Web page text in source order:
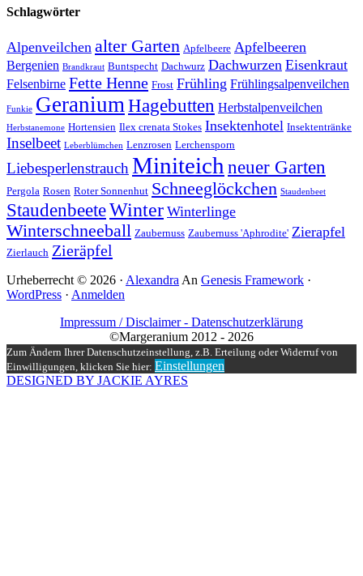
Schlagwörter
Alpenveilchen alter Garten Apfelbeere Apfelbeeren
Bergenien Brandkraut Buntspecht Dachwurz Dachwurzen Eisenkraut
Felsenbirne Fette Henne Frost Frühling Frühlingsalpenveilchen
Funkie GeraniumHagebutten Herbstalpenveilchen
Herbstanemone Hortensien Ilex crenata Stokes Insektenhotel Insektentränke
Inselbeet Leberblümchen Lenzrosen Lerchensporn
Liebesperlenstrauch Miniteich neuer Garten
Pergola Rosen Roter Sonnenhut Schneeglöckchen Staudenbeet
StaudenbeeteWinter Winterlinge
Winterschneeball Zaubernuss Zaubernuss 'Aphrodite' Zierapfel
Zierlauch Zieräpfel
Urheberrecht © 2026 · Alexandra An Genesis Framework ·
WordPress · Anmelden
Impressum / Disclaimer - Datenschutzerklärung
©Margeranium 2012 - 2026
Zum Ändern Ihrer Datenschutzeinstellung, z.B. Erteilung oder Widerruf von
Einwilligungen, klicken Sie hier: Einstellungen
DESIGNED BY JACKIE AYRES